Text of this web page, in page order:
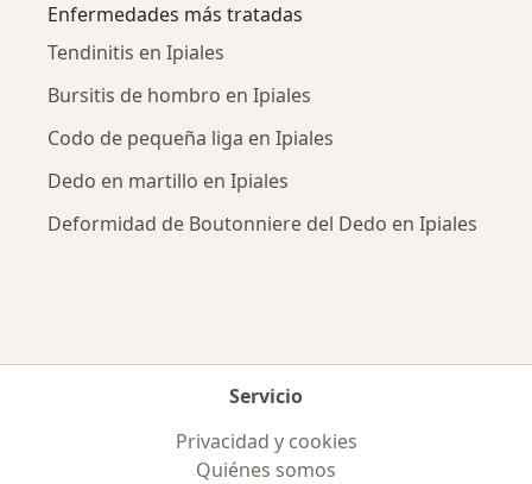
Enfermedades más tratadas
Tendinitis en Ipiales
Bursitis de hombro en Ipiales
Codo de pequeña liga en Ipiales
Dedo en martillo en Ipiales
Deformidad de Boutonniere del Dedo en Ipiales
Servicio
Privacidad y cookies
Quiénes somos